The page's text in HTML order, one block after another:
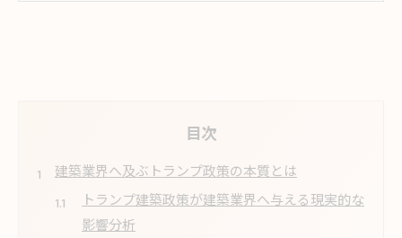
目次
建築業界へ及ぶトランプ政策の本質とは
トランプ建築政策が建築業界へ与える現実的な
影響分析